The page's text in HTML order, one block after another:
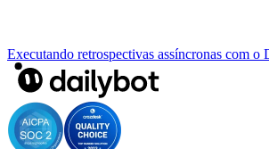
Executando retrospectivas assíncronas com o